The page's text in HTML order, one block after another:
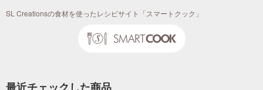
SL Creationsの食材を使ったレシピサイト「スマートクック」